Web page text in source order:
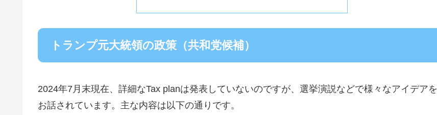
トランプ元大統領の政策（共和党候補）
2024年7月末現在、詳細なTax planは発表していないのですが、選挙演説などで様々なアイデアを
お話されています。主な内容は以下の通りです。